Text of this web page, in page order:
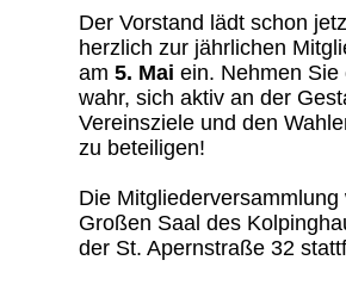
Der Vorstand lädt schon
herzlich zur jährlichen
am 5. Mai ein. Nehmen Sie
wahr, sich aktiv an der
Vereinsziele und den
zu beteiligen!
Die
Großen Saal des
der St. Apernstraße 32